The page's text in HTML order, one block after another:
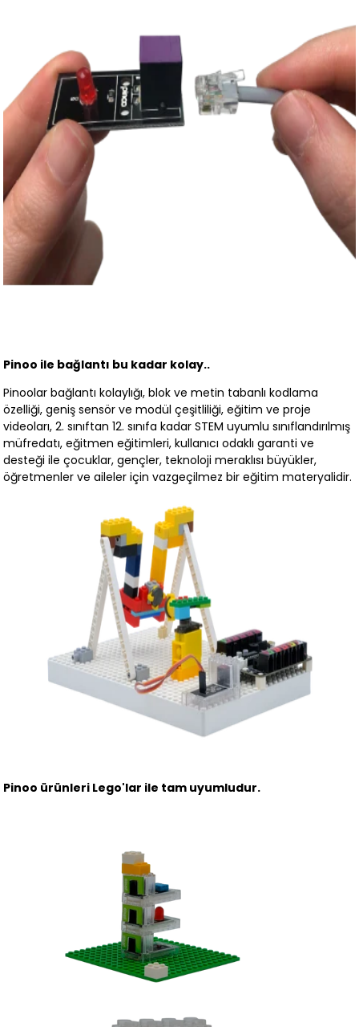
Pinoo ile bağlantı bu kadar kolay..
Pinoolar bağlantı kolaylığı, blok ve metin tabanlı kodlama
özelliği, geniş sensör ve modül çeşitliliği, eğitim ve proje
videoları, 2. sınıftan 12. sınıfa kadar STEM uyumlu sınıflandırılmış
müfredatı, eğitmen eğitimleri, kullanıcı odaklı garanti ve
desteği ile çocuklar, gençler, teknoloji meraklısı büyükler,
öğretmenler ve aileler için vazgeçilmez bir eğitim materyalidir.
Pinoo ürünleri Lego'lar ile tam uyumludur.